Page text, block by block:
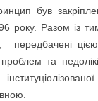
був
року. Разом із
передбачені
та